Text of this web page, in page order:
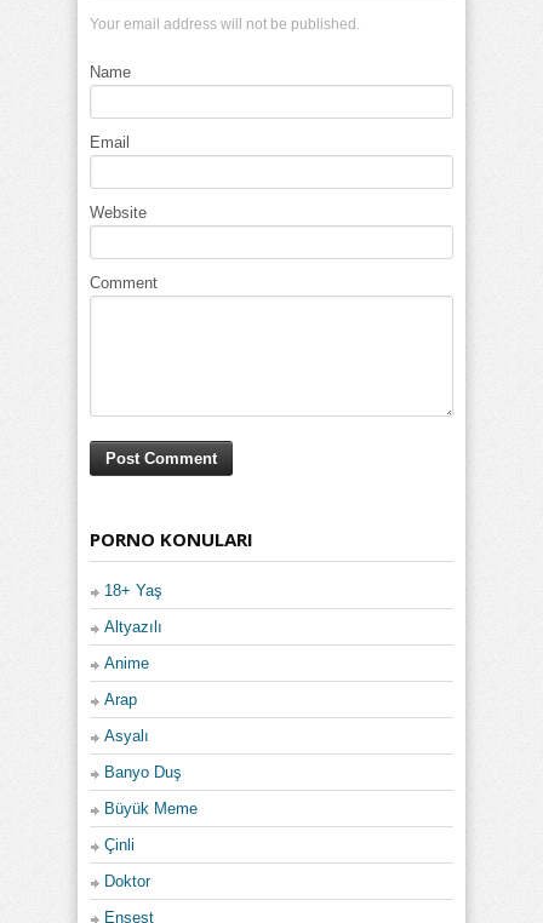
Your email address will not be published.
Name
Email
Website
Comment
PORNO KONULARI
18+ Yaş
Altyazılı
Anime
Arap
Asyalı
Banyo Duş
Büyük Meme
Çinli
Doktor
Ensest